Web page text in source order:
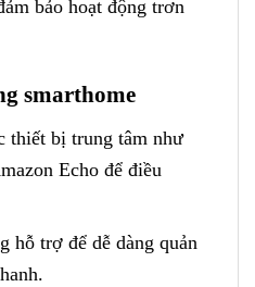
bảo hoạt động trơn
smarthome
thiết bị trung tâm như
Echo để điều
hỗ trợ để dễ dàng quản